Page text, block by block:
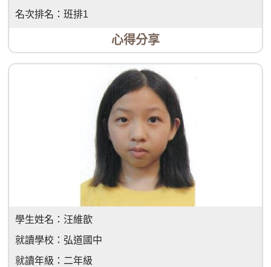
名次排名： 班排1
心得分享
學生姓名： 汪維歆
就讀學校： 弘道國中
就讀年級： 二年級